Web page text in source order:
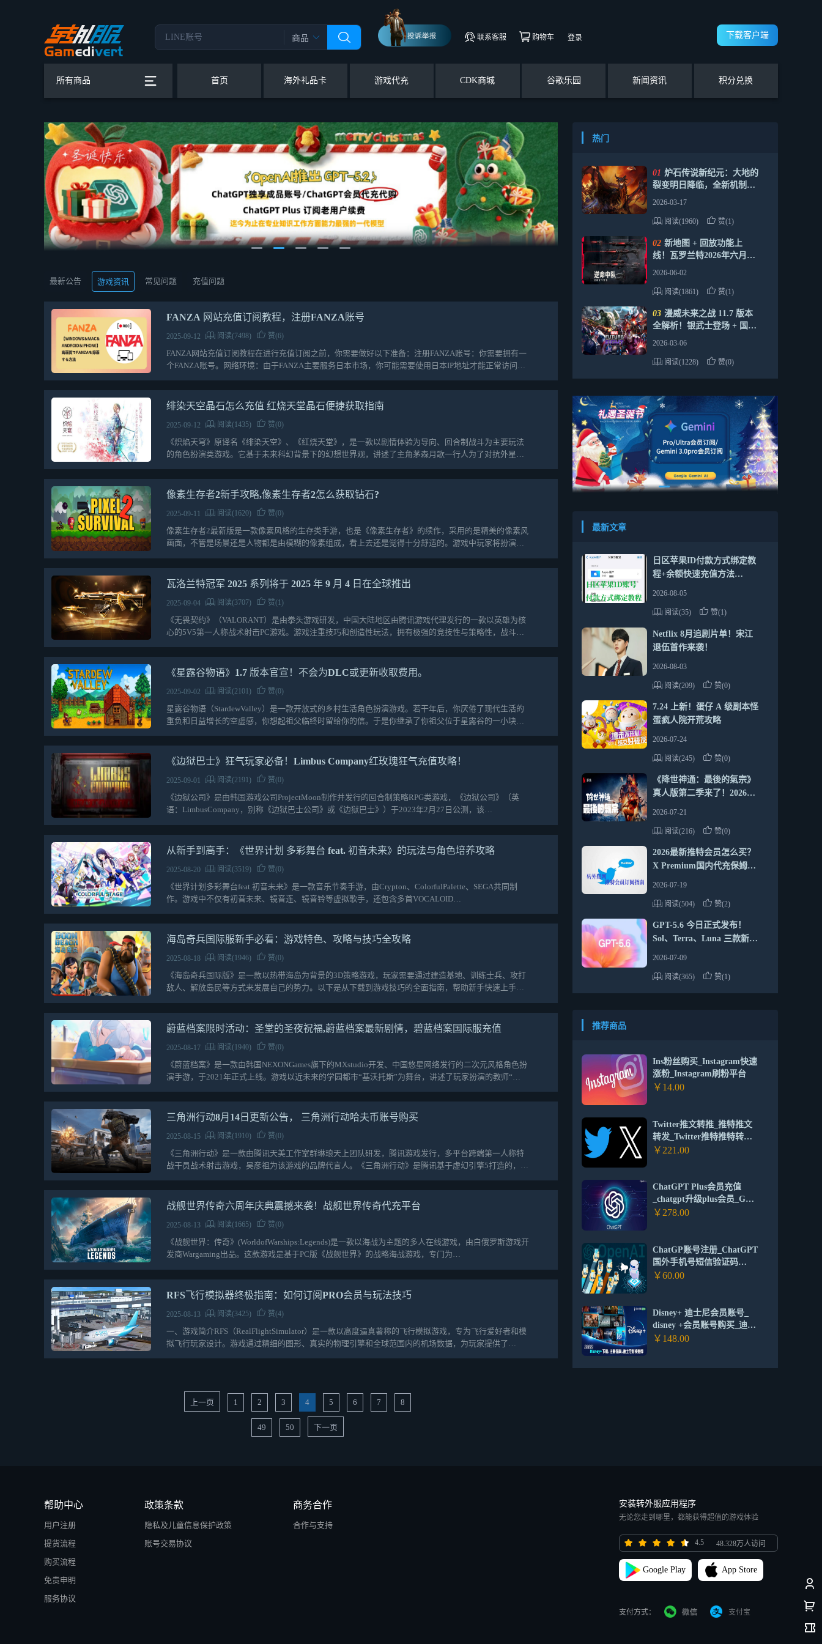
商品 联系客服 购物车 登录 下载客户端
所有商品 首页 海外礼品卡 游戏代充 CDK商城 谷歌乐园 新闻资讯 积分兑换
最新公告 游戏资讯 常见问题 充值问题
FANZA 网站充值订阅教程，注册FANZA账号
2025-09-12 阅读(7498) 赞(6)
FANZA网站充值订阅教程在进行充值订阅之前，你需要做好以下准备：注册FANZA账号：你需要拥有一
个FANZA账号。网络环境：由于FANZA主要服务日本市场，你可能需要使用日本IP地址才能正常访问和
绯染天空晶石怎么充值 红烧天堂晶石便捷获取指南
2025-09-12 阅读(1435) 赞(0)
《炽焰天穹》原译名《绯染天空》、《红烧天堂》，是一款以剧情体验为导向、回合制战斗为主要玩法
的角色扮演类游戏。它基于未来科幻背景下的幻想世界观，讲述了主角茅森月歌一行人为了对抗外星入
像素生存者2新手攻略,像素生存者2怎么获取钻石?
2025-09-11 阅读(1620) 赞(0)
像素生存者2最新版是一款像素风格的生存类手游，也是《像素生存者》的续作，采用的是精美的像素风
画面，不管是场景还是人物都是由模糊的像素组成，看上去还是觉得十分舒适的。游戏中玩家将扮演一
瓦洛兰特冠军 2025 系列将于 2025 年 9 月 4 日在全球推出
2025-09-04 阅读(3707) 赞(1)
《无畏契约》（VALORANT）是由拳头游戏研发，中国大陆地区由腾讯游戏代理发行的一款以英雄为核
心的5V5第一人称战术射击PC游戏。游戏注重技巧和创造性玩法，拥有极强的竞技性与策略性，战斗节
《星露谷物语》1.7 版本官宣！不会为DLC或更新收取费用。
2025-09-02 阅读(2101) 赞(0)
星露谷物语（StardewValley）是一款开放式的乡村生活角色扮演游戏。若干年后，你厌倦了现代生活的
重负和日益增长的空虚感，你想起祖父临终时留给你的信。于是你继承了你祖父位于星露谷的一小块老
《边狱巴士》狂气玩家必备！Limbus Company红玫瑰狂气充值攻略！
2025-09-01 阅读(2191) 赞(0)
《边狱公司》是由韩国游戏公司ProjectMoon制作并发行的回合制策略RPG类游戏，《边狱公司》（英
语：LimbusCompany，别称《边狱巴士公司》或《边狱巴士》）于2023年2月27日公测，该…
从新手到高手：《世界计划 多彩舞台 feat. 初音未来》的玩法与角色培养攻略
2025-08-20 阅读(3519) 赞(0)
《世界计划多彩舞台feat.初音未来》是一款音乐节奏手游，由Crypton、ColorfulPalette、SEGA共同制
作。游戏中不仅有初音未来、镜音连、镜音铃等虚拟歌手，还包含多首VOCALOID…
海岛奇兵国际服新手必看：游戏特色、攻略与技巧全攻略
2025-08-18 阅读(1946) 赞(0)
《海岛奇兵国际版》是一款以热带海岛为背景的3D策略游戏，玩家需要通过建造基地、训练士兵、攻打
敌人、解放岛民等方式来发展自己的势力。以下是从下载到游戏技巧的全面指南，帮助新手快速上手。
蔚蓝档案限时活动：圣堂的圣夜祝福,蔚蓝档案最新剧情，碧蓝档案国际服充值
2025-08-17 阅读(1940) 赞(0)
《蔚蓝档案》是一款由韩国NEXONGames旗下的MXstudio开发、中国悠星网络发行的二次元风格角色扮
演手游，于2021年正式上线。游戏以近未来的学园都市“基沃托斯”为舞台，讲述了玩家扮演的教师“…
三角洲行动8月14日更新公告， 三角洲行动哈夫币账号购买
2025-08-15 阅读(1910) 赞(0)
《三角洲行动》是一款由腾讯天美工作室群琳琅天上团队研发，腾讯游戏发行，多平台跨端第一人称特
战干员战术射击游戏，吴彦祖为该游戏的品牌代言人。《三角洲行动》是腾讯基于虚幻引擎5打造的，游
战舰世界传奇六周年庆典震撼来袭！战舰世界传奇代充平台
2025-08-13 阅读(1665) 赞(0)
《战舰世界：传奇》(WorldofWarships:Legends)是一款以海战为主题的多人在线游戏，由白俄罗斯游戏开
发商Wargaming出品。这款游戏是基于PC版《战舰世界》的战略海战游戏，专门为…
RFS飞行模拟器终极指南：如何订阅PRO会员与玩法技巧
2025-08-13 阅读(3425) 赞(4)
一、游戏简介RFS（RealFlightSimulator）是一款以高度逼真著称的飞行模拟游戏，专为飞行爱好者和模
拟飞行玩家设计。游戏通过精细的图形、真实的物理引擎和全球范围内的机场数据，为玩家提供了…
上一页 1 2 3 4 5 6 7 8
49 50 下一页
热门
01 炉石传说新纪元：大地的
裂变明日降临，全新机制与
2026-03-17
阅读(1960) 赞(1)
02 新地图 + 回放功能上
线！瓦罗兰特2026年六月福
2026-06-02
阅读(1861) 赞(1)
03 漫威未来之战 11.7 版本
全解析！银武士登场 + 国际
2026-03-06
阅读(1228) 赞(0)
最新文章
日区苹果ID付款方式绑定教
程+余额快速充值方法
2026-08-05
阅读(35) 赞(1)
Netflix 8月追剧片单！宋江
退伍首作来袭！
2026-08-03
阅读(209) 赞(0)
7.24 上新！蛋仔 A 级副本怪
蛋疯人院开荒攻略
2026-07-24
阅读(245) 赞(0)
《降世神通：最後的氣宗》
真人版第二季来了！2026年
2026-07-21
阅读(216) 赞(0)
2026最新推特会员怎么买？
X Premium国内代充保姆级
2026-07-19
阅读(504) 赞(2)
GPT-5.6 今日正式发布！
Sol、Terra、Luna 三款新模
2026-07-09
阅读(365) 赞(1)
推荐商品
Ins粉丝购买_Instagram快速
涨粉_Instagram刷粉平台
￥14.00
Twitter推文转推_推特推文
转发_Twitter推特推特转推
转发平台
￥221.00
ChatGPT Plus会员充值
_chatgpt升级plus会员_GPT-
4会员账号购买充值平台
￥278.00
ChatGP账号注册_ChatGPT
国外手机号短信验证码
_ChatGPT账号短信验证码
￥60.00
Disney+ 迪士尼会员账号_
disney +会员账号购买_迪士
尼高级会员账号一个月（独
￥148.00
帮助中心
用户注册
提货流程
购买流程
免责申明
服务协议
政策条款
隐私及儿童信息保护政策
账号交易协议
商务合作
合作与支持
安装转外服应用程序
无论您走到哪里，都能获得超值的游戏体验
4.5 48.328万人访问
Google Play App Store
支付方式： 支付宝